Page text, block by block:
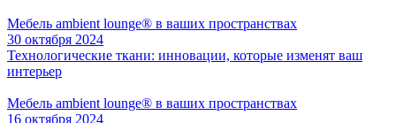
Мебель ambient lounge® в ваших пространствах
30 октября 2024
Технологические ткани: инновации, которые изменят ваш
интерьер
Мебель ambient lounge® в ваших пространствах
16 октября 2024